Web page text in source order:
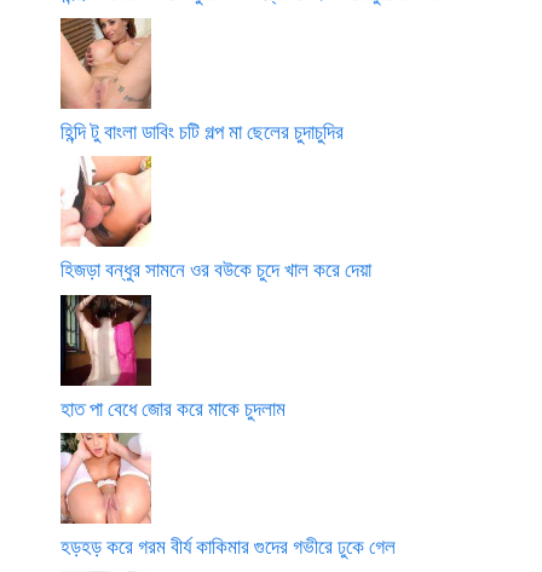
হিন্দি টু বাংলা ডাবিং চটি গল্প মা ছেলের চুদাচুদির
হিজড়া বন্ধুর সামনে ওর বউকে চুদে খাল করে দেয়া
হাত পা বেধে জোর করে মাকে চুদলাম
হড়হড় করে গরম বীর্য কাকিমার গুদের গভীরে ঢুকে গেল